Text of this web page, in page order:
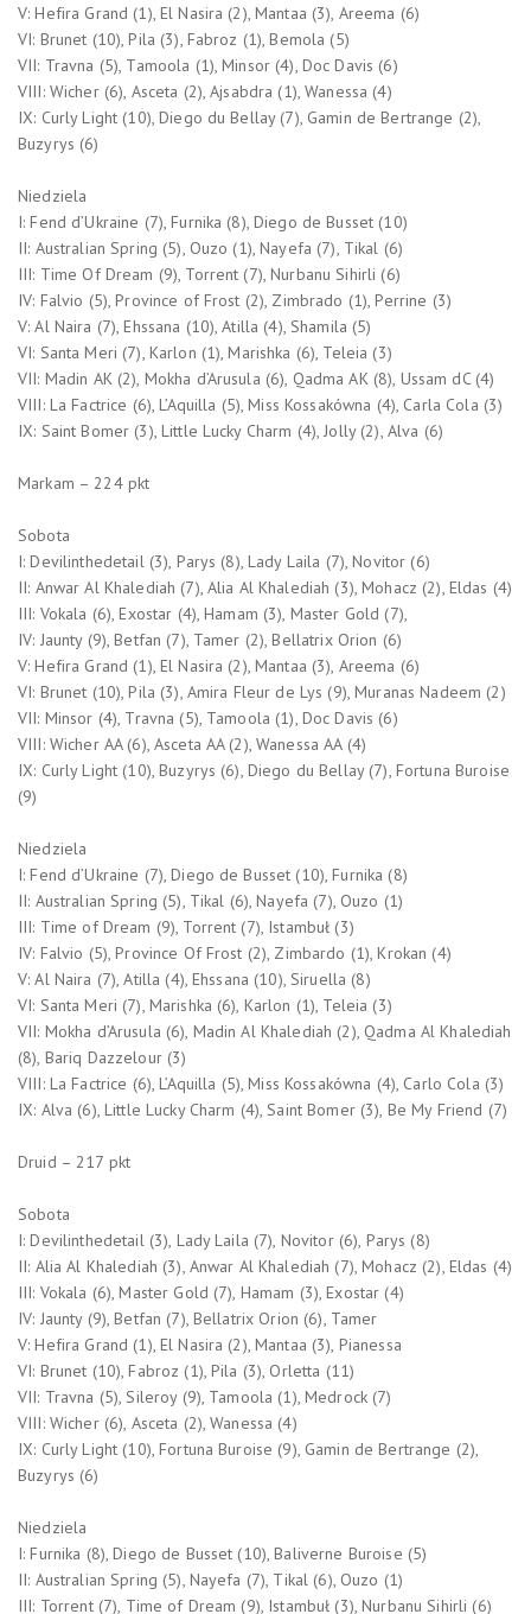
V: Hefira Grand (1), El Nasira (2), Mantaa (3), Areema (6)
VI: Brunet (10), Pila (3), Fabroz (1), Bemola (5)
VII: Travna (5), Tamoola (1), Minsor (4), Doc Davis (6)
VIII: Wicher (6), Asceta (2), Ajsabdra (1), Wanessa (4)
IX: Curly Light (10), Diego du Bellay (7), Gamin de Bertrange (2),
Buzyrys (6)
Niedziela
I: Fend d’Ukraine (7), Furnika (8), Diego de Busset (10)
II: Australian Spring (5), Ouzo (1), Nayefa (7), Tikal (6)
III: Time Of Dream (9), Torrent (7), Nurbanu Sihirli (6)
IV: Falvio (5), Province of Frost (2), Zimbrado (1), Perrine (3)
V: Al Naira (7), Ehssana (10), Atilla (4), Shamila (5)
VI: Santa Meri (7), Karlon (1), Marishka (6), Teleia (3)
VII: Madin AK (2), Mokha d’Arusula (6), Qadma AK (8), Ussam dC (4)
VIII: La Factrice (6), L’Aquilla (5), Miss Kossakówna (4), Carla Cola (3)
IX: Saint Bomer (3), Little Lucky Charm (4), Jolly (2), Alva (6)
Markam – 224 pkt
Sobota
I: Devilinthedetail (3), Parys (8), Lady Laila (7), Novitor (6)
II: Anwar Al Khalediah (7), Alia Al Khalediah (3), Mohacz (2), Eldas (4)
III: Vokala (6), Exostar (4), Hamam (3), Master Gold (7),
IV: Jaunty (9), Betfan (7), Tamer (2), Bellatrix Orion (6)
V: Hefira Grand (1), El Nasira (2), Mantaa (3), Areema (6)
VI: Brunet (10), Pila (3), Amira Fleur de Lys (9), Muranas Nadeem (2)
VII: Minsor (4), Travna (5), Tamoola (1), Doc Davis (6)
VIII: Wicher AA (6), Asceta AA (2), Wanessa AA (4)
IX: Curly Light (10), Buzyrys (6), Diego du Bellay (7), Fortuna Buroise
(9)
Niedziela
I: Fend d’Ukraine (7), Diego de Busset (10), Furnika (8)
II: Australian Spring (5), Tikal (6), Nayefa (7), Ouzo (1)
III: Time of Dream (9), Torrent (7), Istambuł (3)
IV: Falvio (5), Province Of Frost (2), Zimbardo (1), Krokan (4)
V: Al Naira (7), Atilla (4), Ehssana (10), Siruella (8)
VI: Santa Meri (7), Marishka (6), Karlon (1), Teleia (3)
VII: Mokha d’Arusula (6), Madin Al Khalediah (2), Qadma Al Khalediah
(8), Bariq Dazzelour (3)
VIII: La Factrice (6), L’Aquilla (5), Miss Kossakówna (4), Carlo Cola (3)
IX: Alva (6), Little Lucky Charm (4), Saint Bomer (3), Be My Friend (7)
Druid – 217 pkt
Sobota
I: Devilinthedetail (3), Lady Laila (7), Novitor (6), Parys (8)
II: Alia Al Khalediah (3), Anwar Al Khalediah (7), Mohacz (2), Eldas (4)
III: Vokala (6), Master Gold (7), Hamam (3), Exostar (4)
IV: Jaunty (9), Betfan (7), Bellatrix Orion (6), Tamer
V: Hefira Grand (1), El Nasira (2), Mantaa (3), Pianessa
VI: Brunet (10), Fabroz (1), Pila (3), Orletta (11)
VII: Travna (5), Sileroy (9), Tamoola (1), Medrock (7)
VIII: Wicher (6), Asceta (2), Wanessa (4)
IX: Curly Light (10), Fortuna Buroise (9), Gamin de Bertrange (2),
Buzyrys (6)
Niedziela
I: Furnika (8), Diego de Busset (10), Baliverne Buroise (5)
II: Australian Spring (5), Nayefa (7), Tikal (6), Ouzo (1)
III: Torrent (7), Time of Dream (9), Istambuł (3), Nurbanu Sihirli (6)